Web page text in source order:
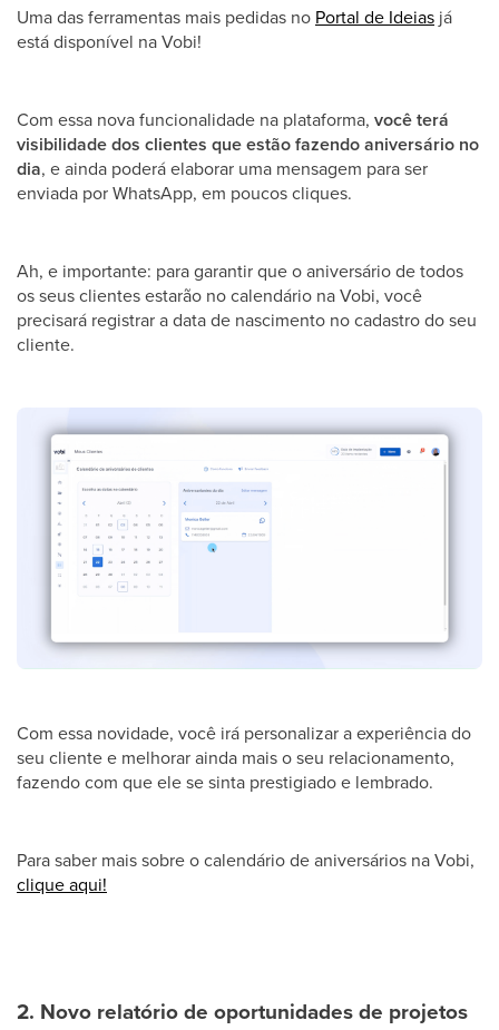
Uma das ferramentas mais pedidas no Portal de Ideias já
está disponível na Vobi!
Com essa nova funcionalidade na plataforma, você terá
visibilidade dos clientes que estão fazendo aniversário no
dia, e ainda poderá elaborar uma mensagem para ser
enviada por WhatsApp, em poucos cliques.
Ah, e importante: para garantir que o aniversário de todos
os seus clientes estarão no calendário na Vobi, você
precisará registrar a data de nascimento no cadastro do seu
cliente.
Com essa novidade, você irá personalizar a experiência do
seu cliente e melhorar ainda mais o seu relacionamento,
fazendo com que ele se sinta prestigiado e lembrado.
Para saber mais sobre o calendário de aniversários na Vobi,
clique aqui!
2. Novo relatório de oportunidades de projetos